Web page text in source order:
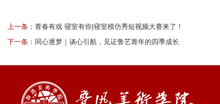
上一条： 青春有戏 寝室有你|寝室模仿秀短视频大赛来了！
下一条： 同心逐梦｜谈心引航，见证鲁艺青年的四季成长